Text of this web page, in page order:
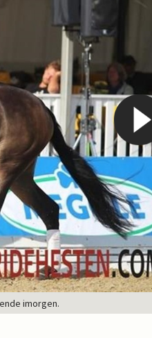
imorgen.